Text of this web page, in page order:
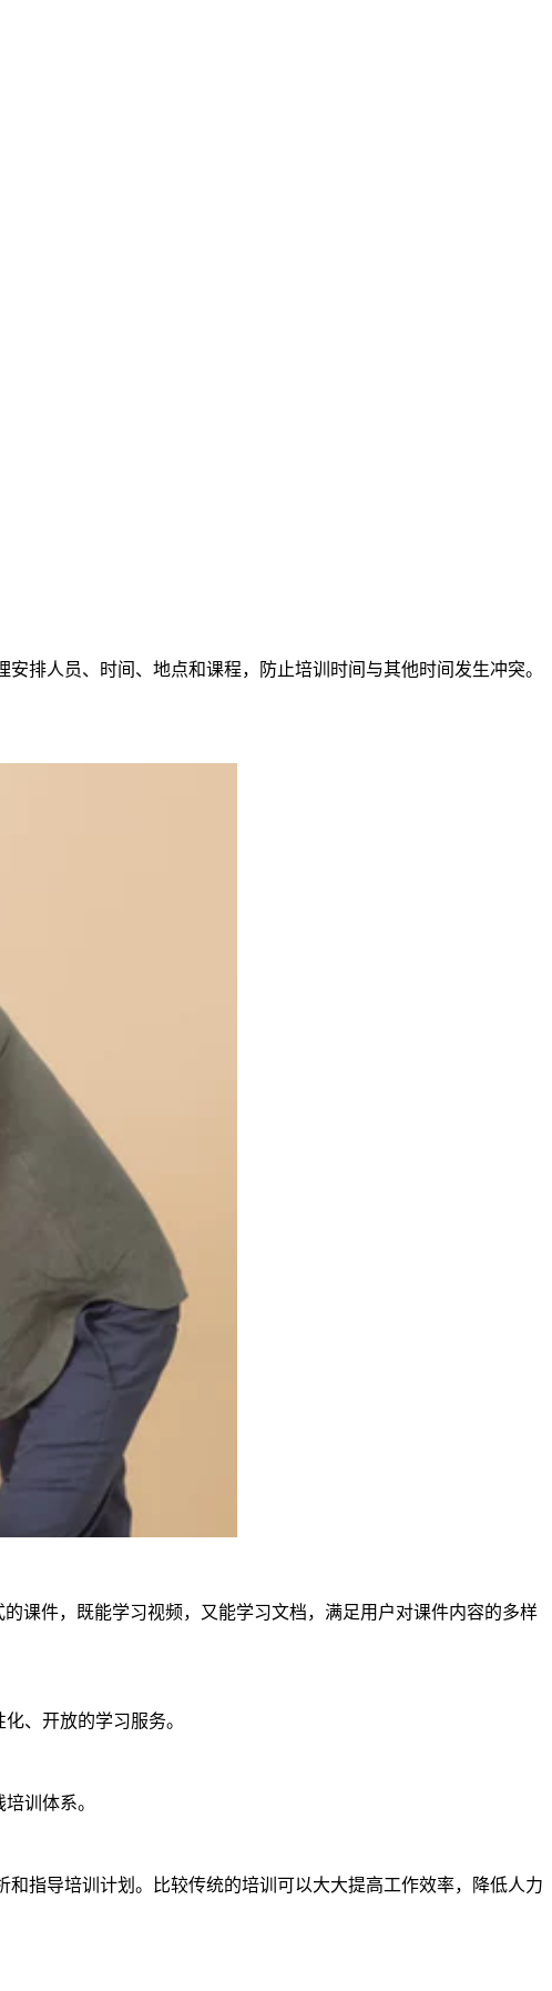
排人员、时间、地点和课程，防止培训时间与其他时间发生冲突。
的课件，既能学习视频，又能学习文档，满足用户对课件内容的多样
、开放的学习服务。
训体系。
指导培训计划。比较传统的培训可以大大提高工作效率，降低人力